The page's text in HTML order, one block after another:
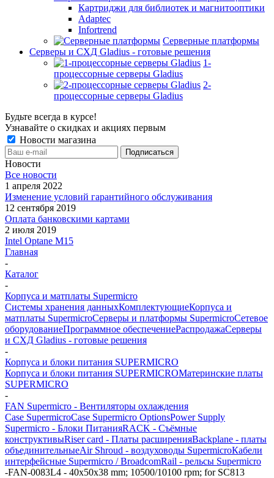
Картриджи для библиотек и магнитооптики
Adaptec
Infortrend
Серверные платформы
Серверы и СХД Gladius - готовые решения
1-
процессорные серверы Gladius
2-
процессорные серверы Gladius
Будьте всегда в курсе!
Узнавайте о скидках и акциях первым
Новости магазина
Новости
Все новости
1 апреля 2022
Изменение условий гарантийного обслуживания
12 сентября 2019
Оплата банковскими картами
2 июля 2019
Intel Optane M15
Главная
-
Каталог
-
Корпуса и матплаты Supermicro
Системы хранения данныхКомплектующиеКорпуса и
матплаты SupermicroСерверы и платформы SupermicroСетевое
оборудованиеПрограммное обеспечениеРаспродажаСерверы
и СХД Gladius - готовые решения
-
Корпуса и блоки питания SUPERMICRO
Корпуса и блоки питания SUPERMICROМатеринские платы
SUPERMICRO
-
FAN Supermicro - Вентиляторы охлаждения
Case SupermicroCase Supermicro OptionsPower Supply
Supermicro - Блоки ПитанияRACK - Съёмные
конструктивыRiser card - Платы расширенияBackplane - платы
объединительныеAir Shroud - воздуховоды SupermicroКабели
интерфейсные Supermicro / BroadcomRail - рельсы Supermicro
-FAN-0083L4 - 40x50x38 mm; 10500/10100 rpm; for SC813